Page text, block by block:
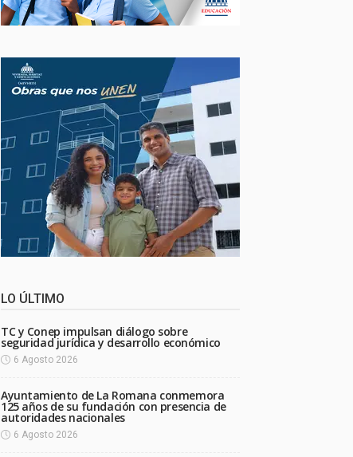
LO ÚLTIMO
TC y Conep impulsan diálogo sobre
seguridad jurídica y desarrollo económico
6 Agosto 2026
Ayuntamiento de La Romana conmemora
125 años de su fundación con presencia de
autoridades nacionales
6 Agosto 2026